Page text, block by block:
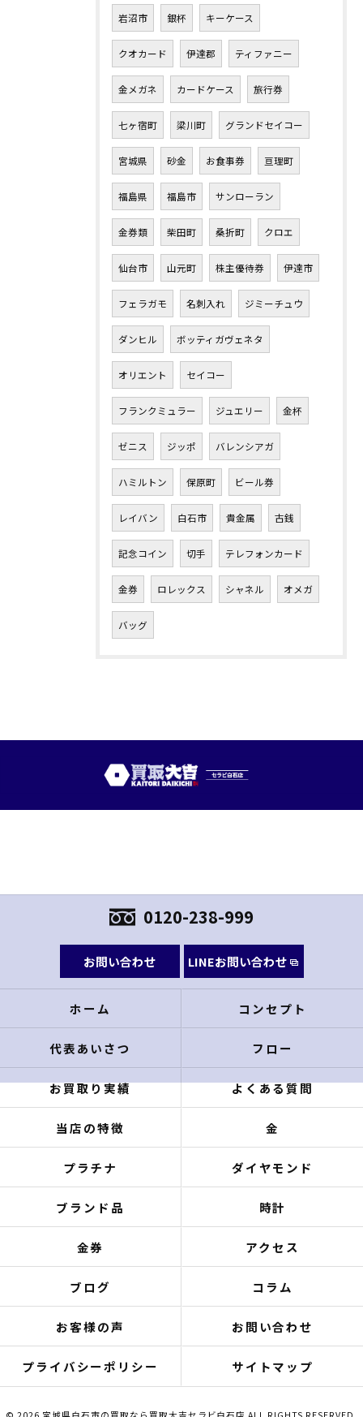
岩沼市 銀杯 キーケース
クオカード 伊達郡 ティファニー
金メガネ カードケース 旅行券
七ヶ宿町 梁川町 グランドセイコー
宮城県 砂金 お食事券 亘理町
福島県 福島市 サンローラン
金券類 柴田町 桑折町 クロエ
仙台市 山元町 株主優待券 伊達市
フェラガモ 名刺入れ ジミーチュウ
ダンヒル ボッティガヴェネタ
オリエント セイコー
フランクミュラー ジュエリー 金杯
ゼニス ジッポ バレンシアガ
ハミルトン 保原町 ビール券
レイバン 白石市 貴金属 古銭
記念コイン 切手 テレフォンカード
金券 ロレックス シャネル オメガ
バッグ
0120-238-999
お問い合わせ LINEお問い合わせ
ホーム コンセプト
代表あいさつ フロー
お買取り実績 よくある質問
当店の特徴 金
プラチナ ダイヤモンド
ブランド品 時計
金券 アクセス
ブログ コラム
お客様の声 お問い合わせ
プライバシーポリシー サイトマップ